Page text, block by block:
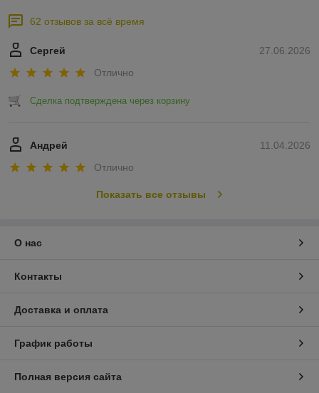
62 отзывов за всё время
27.06.2026
Сергей
Отлично
Сделка подтверждена через корзину
11.04.2026
Андрей
Отлично
Показать все отзывы
О нас
Контакты
Доставка и оплата
График работы
Полная версия сайта